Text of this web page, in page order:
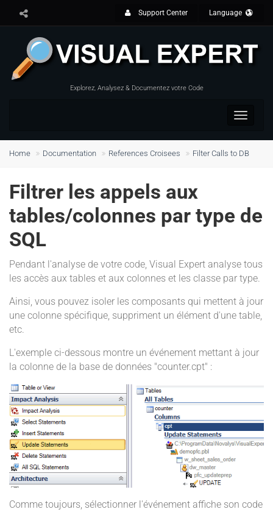
Support Center Language
Explorez, Analysez & Documentez votre Code
Toggle
Home Documentation References Croisees Filter Calls to DB
Filtrer les appels aux
tables/colonnes par type de
SQL
Pendant l'analyse de votre code, Visual Expert analyse tous
les accès aux tables et aux colonnes et les classe par type.
Ainsi, vous pouvez isoler les composants qui mettent à jour
une colonne spécifique, suppriment un élément d'une table,
etc.
L'exemple ci-dessous montre un événement mettant à jour
la colonne de la base de données "counter.cpt" :
Comme toujours, sélectionner l'événement affiche son code